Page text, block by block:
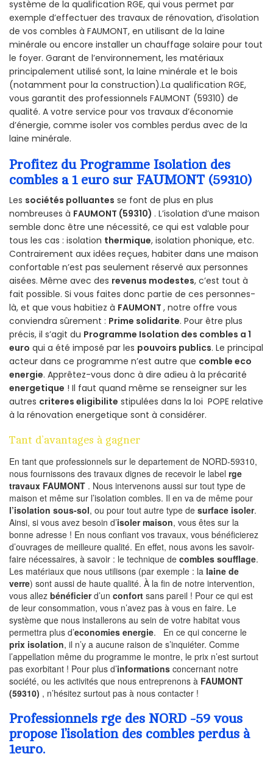
système de la qualification RGE, qui vous permet par
exemple d’effectuer des travaux de rénovation, d’isolation
de vos combles à FAUMONT, en utilisant de la laine
minérale ou encore installer un chauffage solaire pour tout
le foyer. Garant de l’environnement, les matériaux
principalement utilisé sont, la laine minérale et le bois
(notamment pour la construction).La qualification RGE,
vous garantit des professionnels FAUMONT (59310) de
qualité. A votre service pour vos travaux d’économie
d’énergie, comme isoler vos combles perdus avec de la
laine minérale.
Profitez du Programme Isolation des
combles a 1 euro sur FAUMONT (59310)
Les sociétés polluantes se font de plus en plus
nombreuses à FAUMONT (59310) . L’isolation d’une maison
semble donc être une nécessité, ce qui est valable pour
tous les cas : isolation thermique, isolation phonique, etc.
Contrairement aux idées reçues, habiter dans une maison
confortable n’est pas seulement réservé aux personnes
aisées. Même avec des revenus modestes, c’est tout à
fait possible. Si vous faites donc partie de ces personnes-
là, et que vous habitiez à FAUMONT , notre offre vous
conviendra sûrement : Prime solidarite. Pour être plus
précis, il s’agit du Programme Isolation des combles a 1
euro qui a été imposé par les pouvoirs publics. Le principal
acteur dans ce programme n’est autre que comble eco
energie. Apprêtez-vous donc à dire adieu à la précarité
energetique ! Il faut quand même se renseigner sur les
autres criteres eligibilite stipulées dans la loi POPE relative
à la rénovation energetique sont à considérer.
Tant d’avantages à gagner
En tant que professionnels sur le departement de NORD-59310,
nous fournissons des travaux dignes de recevoir le label rge
travaux FAUMONT . Nous intervenons aussi sur tout type de
maison et même sur l’isolation combles. Il en va de même pour
l’isolation sous-sol, ou pour tout autre type de surface isoler.
Ainsi, si vous avez besoin d’isoler maison, vous êtes sur la
bonne adresse ! En nous confiant vos travaux, vous bénéficierez
d’ouvrages de meilleure qualité. En effet, nous avons les savoir-
faire nécessaires, à savoir : le technique de combles soufflage.
Les matériaux que nous utilisons (par exemple : la laine de
verre) sont aussi de haute qualité. À la fin de notre intervention,
vous allez bénéficierd’un confort sans pareil ! Pour ce qui est
de leur consommation, vous n’avez pas à vous en faire. Le
système que nous installerons au sein de votre habitat vous
permettra plus d’economies energie. En ce qui concerne le
prix isolation, il n’y a aucune raison de s’inquiéter. Comme
l’appellation même du programme le montre, le prix n’est surtout
pas exorbitant ! Pour plus d’informations concernant notre
société, ou les activités que nous entreprenons à FAUMONT
(59310) , n’hésitez surtout pas à nous contacter !
Professionnels rge des NORD -59 vous
propose l’isolation des combles perdus à
1euro.